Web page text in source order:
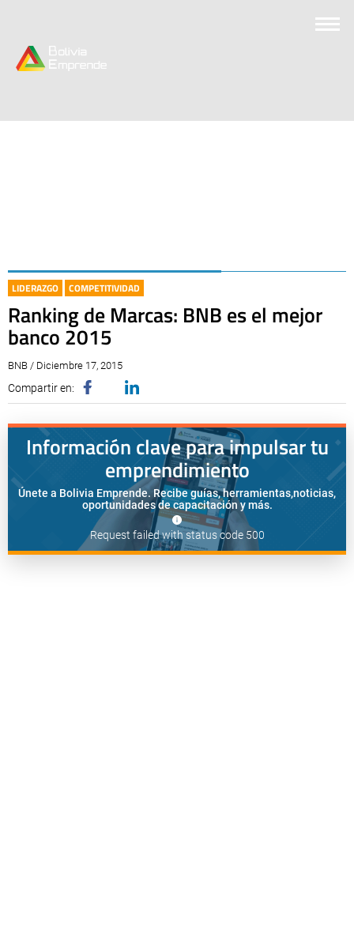
LIDERAZGO COMPETITIVIDAD
Ranking de Marcas: BNB es el mejor
banco 2015
BNB / Diciembre 17, 2015
Compartir en:
Información clave para impulsar tu
emprendimiento
Únete a Bolivia Emprende. Recibe guías, herramientas,noticias,
oportunidades de capacitación y más.
Request failed with status code 500